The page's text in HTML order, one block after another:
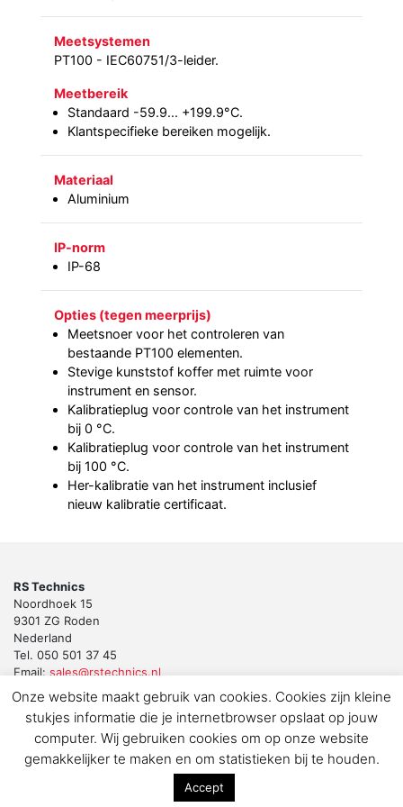
Meetsystemen
PT100 - IEC60751/3-leider.
Meetbereik
Standaard -59.9... +199.9°C.
Klantspecifieke bereiken mogelijk.
Materiaal
Aluminium
IP-norm
IP-68
Opties (tegen meerprijs)
Meetsnoer voor het controleren van
bestaande PT100 elementen.
Stevige kunststof koffer met ruimte voor
instrument en sensor.
Kalibratieplug voor controle van het instrument
bij 0 °C.
Kalibratieplug voor controle van het instrument
bij 100 °C.
Her-kalibratie van het instrument inclusief
nieuw kalibratie certificaat.
RS Technics
Noordhoek 15
9301 ZG Roden
Nederland
Tel. 050 501 37 45
Email: sales@rstechnics.nl
Copyright 2018 by RS Technics BV. All rights reserved.
Download de privacyverklaring voor klanten en leveranciers
Onze website maakt gebruik van cookies. Cookies zijn kleine
stukjes informatie die je internetbrowser opslaat op jouw
computer. Wij gebruiken cookies om op onze website
gemakkelijker te maken en om statistieken bij te houden.
Accept